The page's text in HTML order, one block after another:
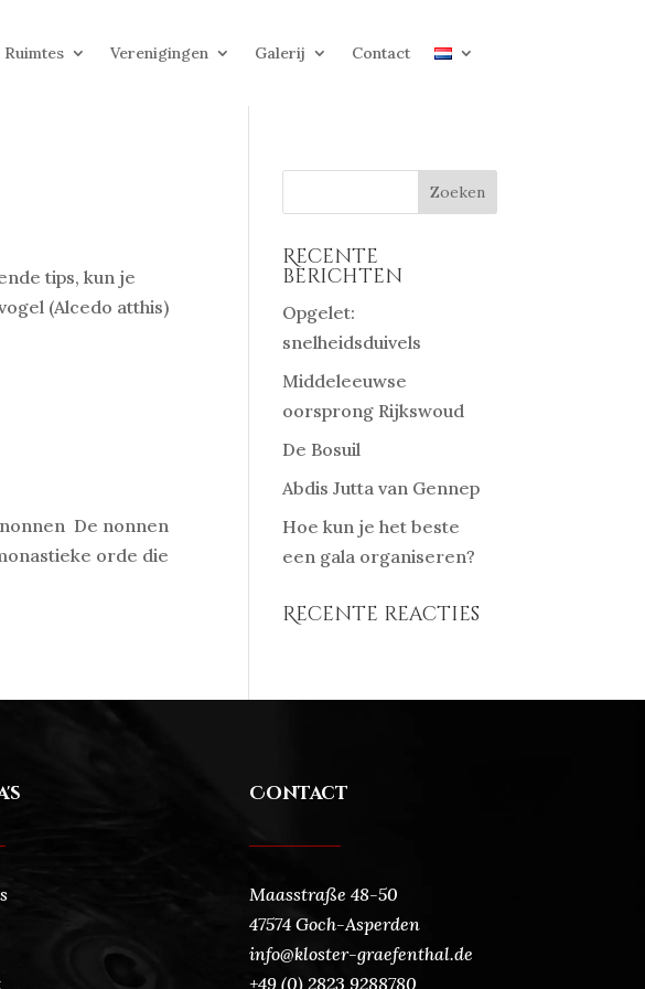
Ruimtes Verenigingen Galerij Contact
tips, kun je
(Alcedo atthis)
De nonnen
orde die
Recente
berichten
Opgelet:
snelheidsduivels
Middeleeuwse
oorsprong Rijkswoud
De Bosuil
Abdis Jutta van Gennep
Hoe kun je het beste
een gala organiseren?
Recente reacties
Contact
Maasstraße 48-50
47574 Goch-Asperden
info@kloster-graefenthal.de
+49 (0) 2823 9288780